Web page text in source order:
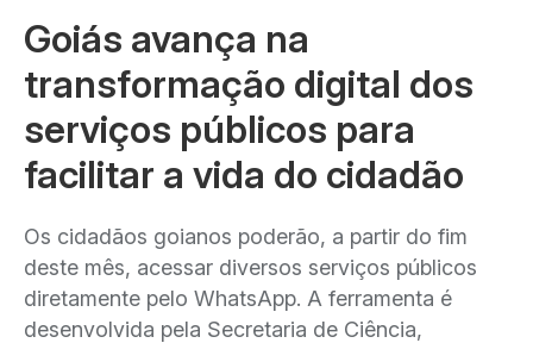
Goiás avança na
transformação digital dos
serviços públicos para
facilitar a vida do cidadão
Os cidadãos goianos poderão, a partir do fim
deste mês, acessar diversos serviços públicos
diretamente pelo WhatsApp. A ferramenta é
desenvolvida pela Secretaria de Ciência,